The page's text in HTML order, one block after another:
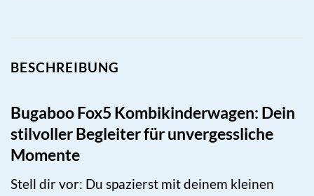
BESCHREIBUNG
Bugaboo Fox5 Kombikinderwagen: Dein
stilvoller Begleiter für unvergessliche
Momente
Stell dir vor: Du spazierst mit deinem kleinen